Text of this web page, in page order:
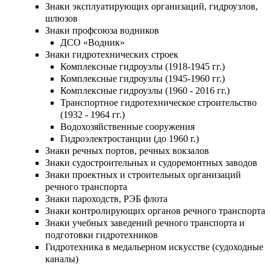
Знаки эксплуатирующих организаций, гидроузлов,
шлюзов
Знаки профсоюза водников
ДСО «Водник»
Знаки гидротехнических строек
Комплексные гидроузлы (1918-1945 гг.)
Комплексные гидроузлы (1945-1960 гг.)
Комплексные гидроузлы (1960 - 2016 гг.)
Транспортное гидротехническое строительство
(1932 - 1964 гг.)
Водохозяйственные сооружения
Гидроэлектростанции (до 1960 г.)
Знаки речных портов, речных вокзалов
Знаки судостроительных и судоремонтных заводов
Знаки проектных и строительных организаций
речного транспорта
Знаки пароходств, РЭБ флота
Знаки контролирующих органов речного транспорта
Знаки учебных заведений речного транспорта и
подготовки гидротехников
Гидротехника в медальерном искусстве (судоходные
каналы)